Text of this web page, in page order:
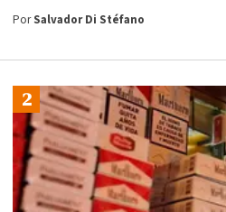
PorSalvador Di Stéfano